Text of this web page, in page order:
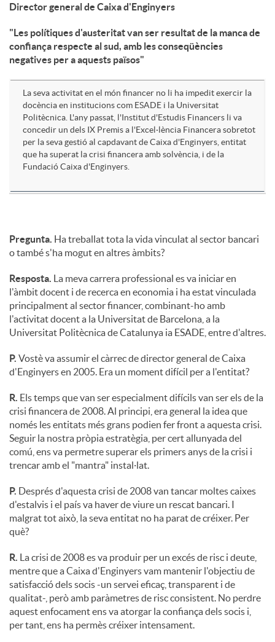
g
u
s
Director general de Caixa d'Enginyers
"Les polítiques d'austeritat van ser resultat de la manca de
confiança respecte al sud, amb les conseqüències
negatives per a aquests països"
La seva activitat en el món financer no li ha impedit exercir la
docència en institucions com ESADE i la Universitat
Politècnica. L'any passat, l'Institut d'Estudis Financers li va
concedir un dels IX Premis a l'Excel·lència Financera sobretot
per la seva gestió al capdavant de Caixa d'Enginyers, entitat
que ha superat la crisi financera amb solvència, i de la
Fundació Caixa d'Enginyers.
Pregunta. Ha treballat tota la vida vinculat al sector bancari
o també s'ha mogut en altres àmbits?
Resposta. La meva carrera professional es va iniciar en
l'àmbit docent i de recerca en economia i ha estat vinculada
principalment al sector financer, combinant-ho amb
l'activitat docent a la Universitat de Barcelona, a la
Universitat Politècnica de Catalunya ia ESADE, entre d'altres.
P. Vostè va assumir el càrrec de director general de Caixa
d'Enginyers en 2005. Era un moment difícil per a l'entitat?
R. Els temps que van ser especialment difícils van ser els de la
crisi financera de 2008. Al principi, era general la idea que
només les entitats més grans podien fer front a aquesta crisi.
Seguir la nostra pròpia estratègia, per cert allunyada del
comú, ens va permetre superar els primers anys de la crisi i
trencar amb el "mantra" instal·lat.
P. Després d'aquesta crisi de 2008 van tancar moltes caixes
d'estalvis i el país va haver de viure un rescat bancari. I
malgrat tot això, la seva entitat no ha parat de créixer. Per
què?
R. La crisi de 2008 es va produir per un excés de risc i deute,
mentre que a Caixa d'Enginyers vam mantenir l'objectiu de
satisfacció dels socis -un servei eficaç, transparent i de
qualitat-, però amb paràmetres de risc consistent. No perdre
aquest enfocament ens va atorgar la confiança dels socis i,
per tant, ens ha permès créixer intensament.